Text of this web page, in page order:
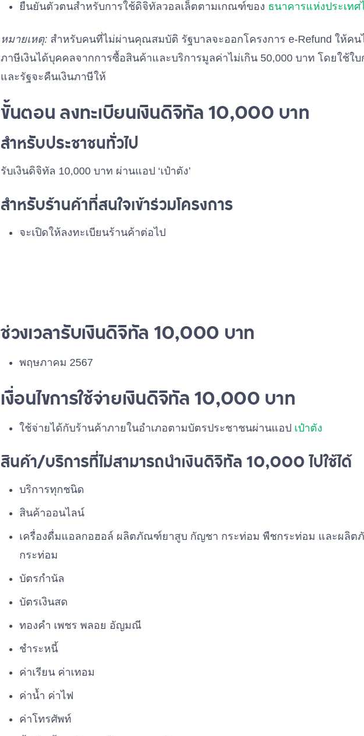
ยืนยันตัวตนสำหรับการใช้ดิจิทัลวอลเล็ตตามเกณฑ์ของ ธนาคารแห่งประเทศ
หมายเหตุ: สำหรับคนที่ไม่ผ่านคุณสมบัติ รัฐบาลจะออกโครงการ e-Refund ให้ค
ภาษีเงินได้บุคคลจากการซื้อสินค้าและบริการมูลค่าไม่เกิน 50,000 บาท โดยใช้ใ
และรัฐจะคืนเงินภาษีให้
ขั้นตอน ลงทะเบียนเงินดิจิทัล 10,000 บาท
สำหรับประชาชนทั่วไป
รับเงินดิจิทัล 10,000 บาท ผ่านแอป ‘เป๋าตัง’
สำหรับร้านค้าที่สนใจเข้าร่วมโครงการ
จะเปิดให้ลงทะเบียนร้านค้าต่อไป
ช่วงเวลารับเงินดิจิทัล 10,000 บาท
พฤษภาคม 2567
เงื่อนไขการใช้จ่ายเงินดิจิทัล 10,000 บาท
ใช้จ่ายได้กับร้านค้าภายในอำเภอตามบัตรประชาชนผ่านแอป เป๋าตัง
สินค้า/บริการที่ไม่สามารถนำเงินดิจิทัล 10,000 ไปใช้ได้
บริการทุกชนิด
สินค้าออนไลน์
เครื่องดื่มแอลกอฮอล์ ผลิตภัณฑ์ยาสูบ กัญชา กระท่อม พืชกระท่อม และผลิ
กระท่อม
บัตรกำนัล
บัตรเงินสด
ทองคำ เพชร พลอย อัญมณี
ชำระหนี้
ค่าเรียน ค่าเทอม
ค่าน้ำ ค่าไฟ
ค่าโทรศัพท์